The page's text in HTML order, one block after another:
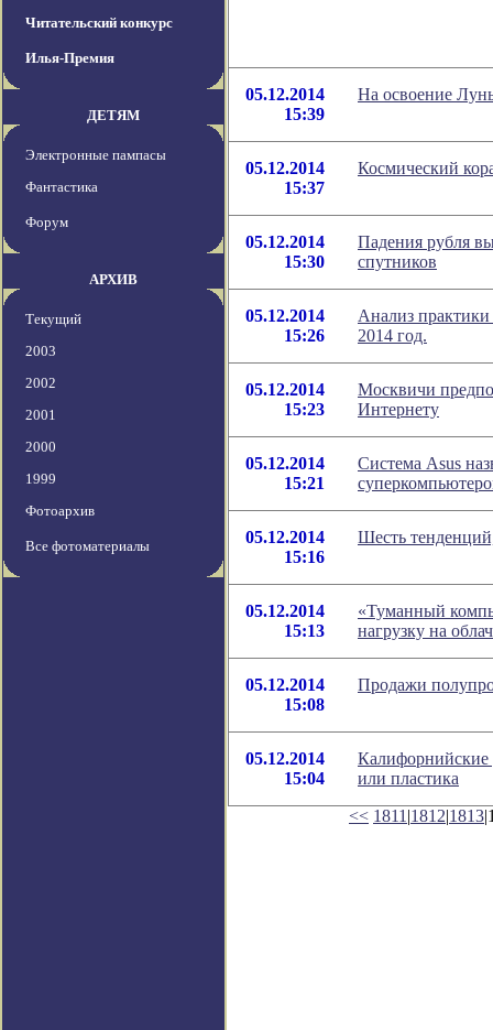
Читательский конкурс
Илья-Премия
ДЕТЯМ
Электронные пампасы
Фантастика
Форум
АРХИВ
Текущий
2003
2002
2001
2000
1999
Фотоархив
Все фотоматериалы
05.12.2014
15:39
На освоение
05.12.2014
15:37
Космический
05.12.2014
15:30
Падения рубля
спутников
05.12.2014
15:26
Анализ практики
2014 год.
05.12.2014
15:23
Москвичи
Интернету
05.12.2014
15:21
Система Asus
05.12.2014
15:16
Шесть
05.12.2014
15:13
«Туманный
нагрузку на
05.12.2014
15:08
Продажи
05.12.2014
15:04
Калифорнийские
или пластика
<< 1811 |1812|1813